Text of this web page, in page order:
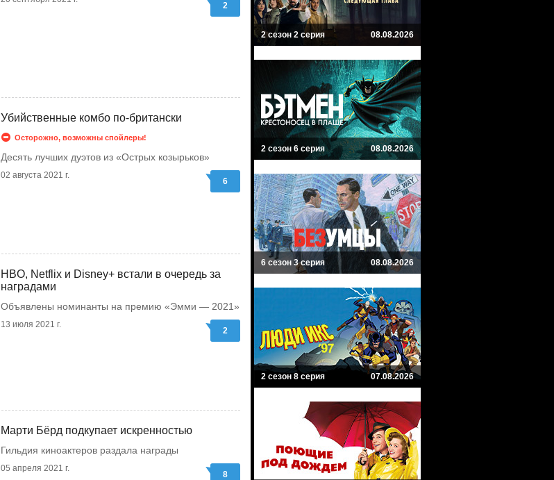
2
Убийственные комбо по-британски
Осторожно, возможны спойлеры!
Десять лучших дуэтов из «Острых козырьков»
02 августа 2021 г.
6
HBO, Netflix и Disney+ встали в очередь за
наградами
Объявлены номинанты на премию «Эмми — 2021»
13 июля 2021 г.
2
Марти Бёрд подкупает искренностью
Гильдия киноактеров раздала награды
05 апреля 2021 г.
8
2 сезон 2 серия 08.08.2026
2 сезон 6 серия 08.08.2026
6 сезон 3 серия 08.08.2026
2 сезон 8 серия 07.08.2026